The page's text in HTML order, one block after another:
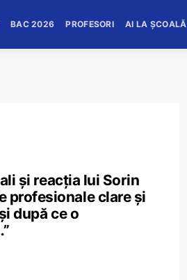
BAC 2026 PROFESORI AI LA ȘCOALĂ
și reacția lui Sorin
profesionale clare și
după ce o